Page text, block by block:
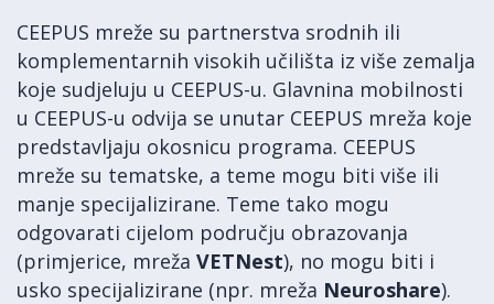
CEEPUS mreže su partnerstva srodnih ili
komplementarnih visokih učilišta iz više zemalja
koje sudjeluju u CEEPUS-u. Glavnina mobilnosti
u CEEPUS-u odvija se unutar CEEPUS mreža koje
predstavljaju okosnicu programa. CEEPUS
mreže su tematske, a teme mogu biti više ili
manje specijalizirane. Teme tako mogu
odgovarati cijelom području obrazovanja
(primjerice, mreža VETNest), no mogu biti i
usko specijalizirane (npr. mreža Neuroshare).